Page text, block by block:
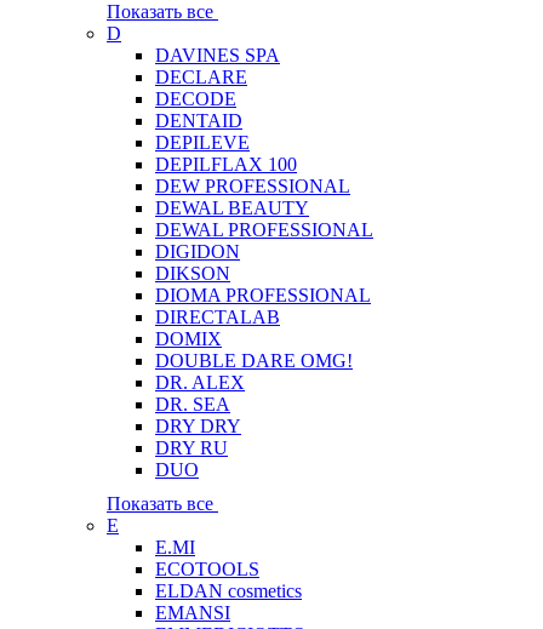
Показать все
D
DAVINES SPA
DECLARE
DECODE
DENTAID
DEPILEVE
DEPILFLAX 100
DEW PROFESSIONAL
DEWAL BEAUTY
DEWAL PROFESSIONAL
DIGIDON
DIKSON
DIOMA PROFESSIONAL
DIRECTALAB
DOMIX
DOUBLE DARE OMG!
DR. ALEX
DR. SEA
DRY DRY
DRY RU
DUO
Показать все
E
E.MI
ECOTOOLS
ELDAN cosmetics
EMANSI